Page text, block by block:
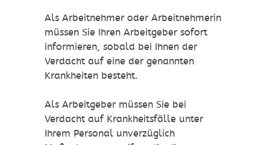
Als Arbeitnehmer oder Arbeitnehmerin
müssen Sie Ihren Arbeitgeber sofort
informieren, sobald bei Ihnen der
Verdacht auf eine der genannten
Krankheiten besteht.
Als Arbeitgeber müssen Sie bei
Verdacht auf Krankheitsfälle unter
Ihrem Personal unverzüglich